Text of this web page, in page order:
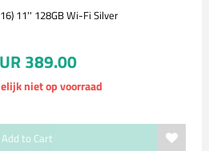
11'' 128GB Wi-Fi Silver
389.00
niet op voorraad
Add to Cart